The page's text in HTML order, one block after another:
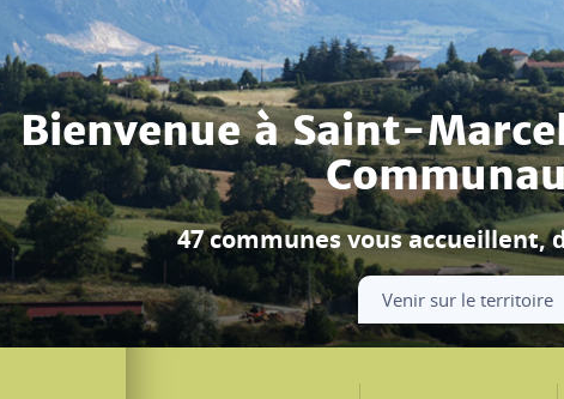
Festival
La grande fête d'ouverture se déroule à
Découvrir le programme